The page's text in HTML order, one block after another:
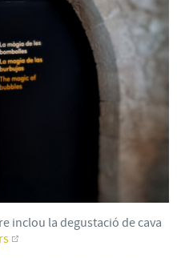
inclou la degustació de cava